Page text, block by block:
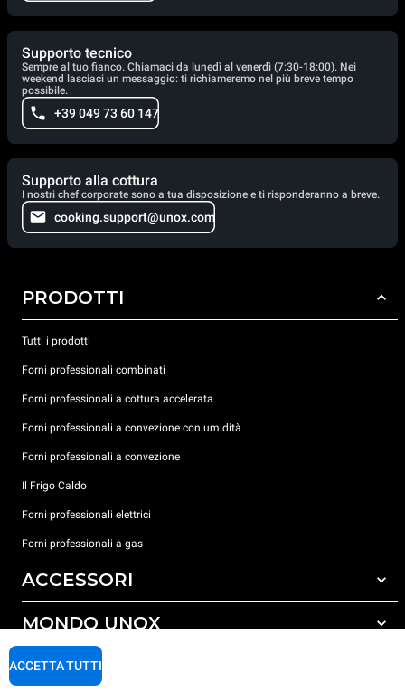
Supporto tecnico
Sempre al tuo fianco. Chiamaci da lunedì al venerdì (7:30-18:00). Nei
weekend lasciaci un messaggio: ti richiameremo nel più breve tempo
possibile.
+39 049 73 60 147
Supporto alla cottura
I nostri chef corporate sono a tua disposizione e ti risponderanno a breve.
cooking.support@unox.com
PRODOTTI
Tutti i prodotti
Forni professionali combinati
Forni professionali a cottura accelerata
Forni professionali a convezione con umidità
Forni professionali a convezione
Il Frigo Caldo
Forni professionali elettrici
Forni professionali a gas
ACCESSORI
Tutti gli accessori
Detergenti per lavaggio automatico
Detergenti per lavaggio manuale
MONDO UNOX
Le nostre sedi nel mondo
SUPPORTO
ACCETTA TUTTI